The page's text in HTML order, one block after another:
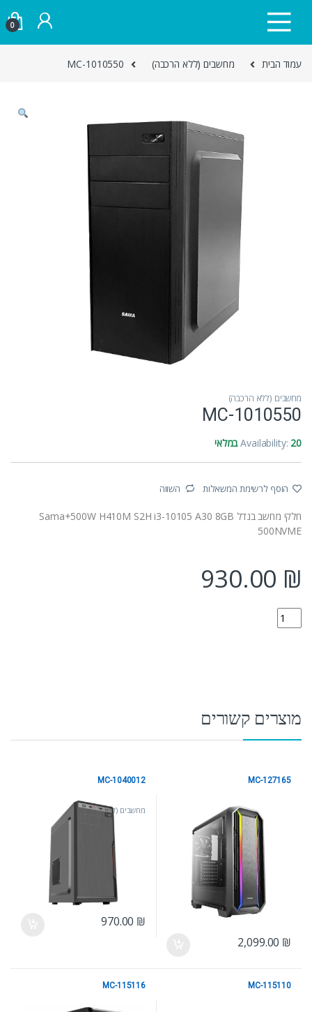
0
עמוד הבית מחשבים (ללא הרכבה) MC-1010550
מחשבים (ללא הרכבה)
MC-1010550
Availability: 20 במלאי
הוסף לרשימת המשאלות השווה
חלקי מחשב בנדל Sama+500W H410M S2H i3-10105 A30 8GB
500NVME
930.00 ₪
MC-1010550 quantity
מוצרים קשורים
מחשבים (ללא הרכבה)
MC-127165
2,099.00 ₪
מחשבים (ללא הרכבה)
MC-1040012
970.00 ₪
MC-115110
MC-115116